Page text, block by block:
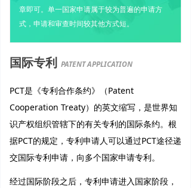
章即可。单一国家申请属于较为普遍的申请方
式，申请和审查时间较其他方式短。
国际专利 PATENT APPLICATION
PCT是《专利合作条约》（Patent
Cooperation Treaty）的英文缩写，是世界知
识产权组织管辖下的有关专利的国际条约。根
据PCT的规定，专利申请人可以通过PCT途径递
交国际专利申请，向多个国家申请专利。
经过国际阶段之后，专利申请进入国家阶段，